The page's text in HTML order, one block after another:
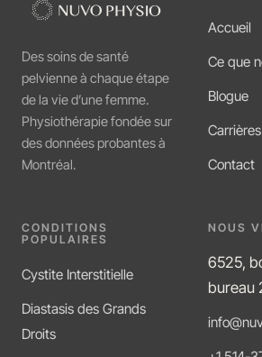
Des soins de santé
pelvienne à chaque étape
de la vie d’une femme.
Physiothérapie fondée sur
des données probantes à
Montréal.
Accueil
Ce que
Blogue
Carrières
Contact
CONDITIONS
POPULAIRES
Cystite Interstitielle
Diastasis des Grands
Droits
NOUS
6525,
bureau